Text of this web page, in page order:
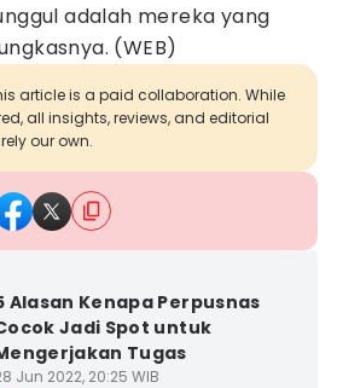
adalah mereka yang
(WEB)
article is a paid collaboration. While
all insights, reviews, and editorial
our own.
Alasan Kenapa Perpusnas
Jadi Spot untuk
Tugas
Jun 2022, 20:25 WIB